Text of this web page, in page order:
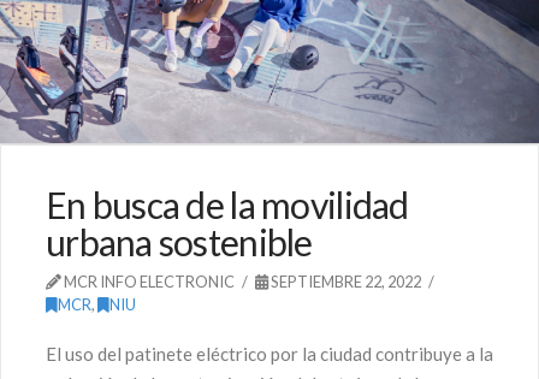
En busca de la movilidad
urbana sostenible
MCR INFO ELECTRONIC
SEPTIEMBRE 22, 2022
MCR, NIU
El uso del patinete eléctrico por la ciudad contribuye a la